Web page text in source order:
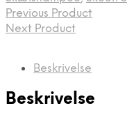
Previous Product
Next Product
Beskrivelse
Beskrivelse